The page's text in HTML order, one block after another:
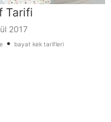
Tarifi
2017
• bayat kek tarifleri